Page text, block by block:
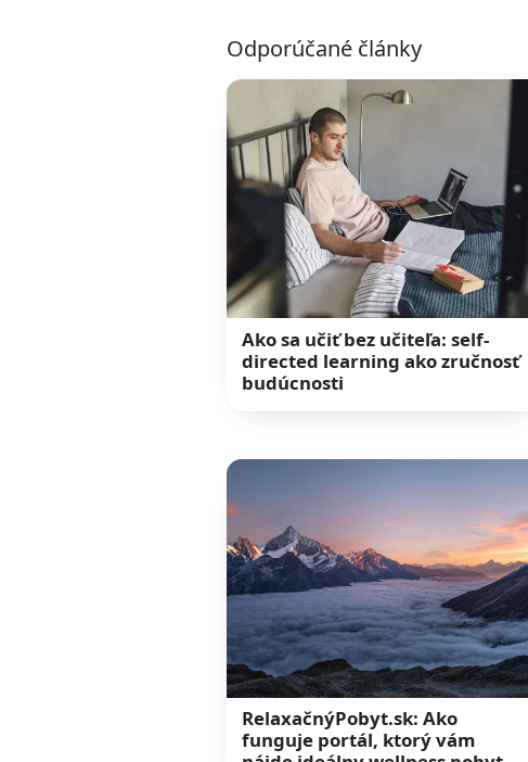
Odporúčané články
Ako sa učiť bez učiteľa: self-
directed learning ako zručnosť
budúcnosti
RelaxačnýPobyt.sk: Ako
funguje portál, ktorý vám